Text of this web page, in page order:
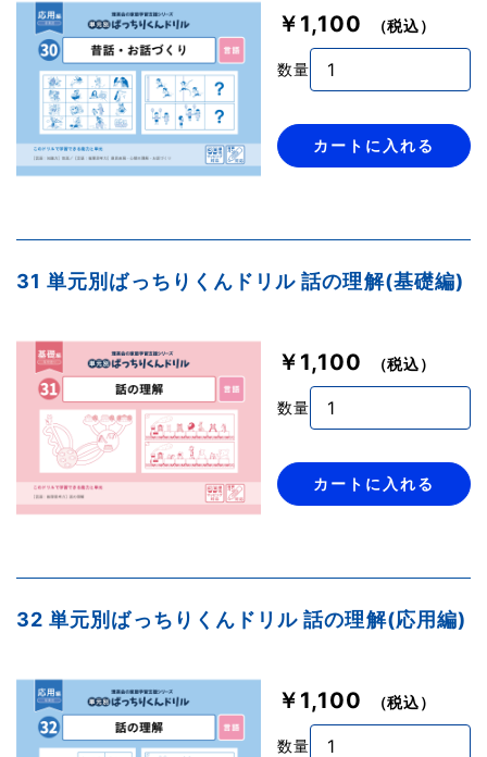
￥1,100 （税込）
数量
カートに入れる
31 単元別ばっちりくんドリル 話の理解(基礎編)
￥1,100 （税込）
数量
カートに入れる
32 単元別ばっちりくんドリル 話の理解(応用編)
￥1,100 （税込）
数量